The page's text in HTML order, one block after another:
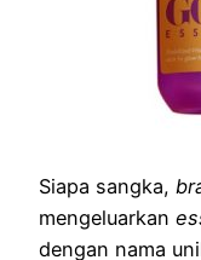
Siapa sangka,
mengeluarkan
dengan nama